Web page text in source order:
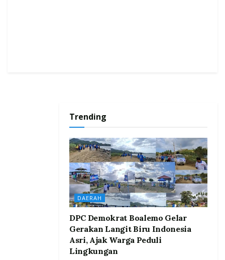
Trending
DAERAH
DPC Demokrat Boalemo Gelar
Gerakan Langit Biru Indonesia
Asri, Ajak Warga Peduli
Lingkungan